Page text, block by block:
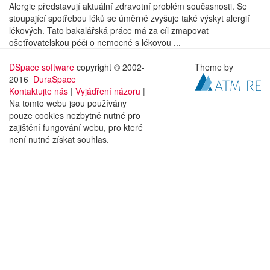
Alergie představují aktuální zdravotní problém současnosti. Se
stoupající spotřebou léků se úměrně zvyšuje také výskyt alergií
lékových. Tato bakalářská práce má za cíl zmapovat
ošetřovatelskou péči o nemocné s lékovou ...
DSpace software copyright © 2002-
2016 DuraSpace
Kontaktujte nás | Vyjádření názoru |
Na tomto webu jsou používány
pouze cookies nezbytně nutné pro
zajištění fungování webu, pro které
není nutné získat souhlas.
Theme by